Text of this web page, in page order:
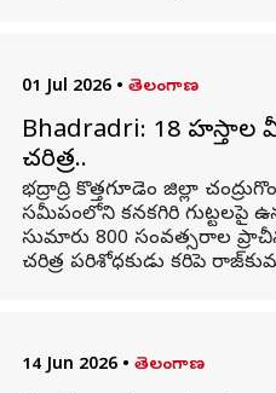
01 Jul 2026 • తెలంగాణ
Bhadradri: 18 హస్తాల
చరిత్ర..
భద్రాద్రి కొత్తగూడెం జిల్లా
సమీపంలోని కనకగిరి గుట్టలపై
సుమారు 800 సంవత్సరాల
చరిత్ర పరిశోధకుడు కరిపె
14 Jun 2026 • తెలంగాణ